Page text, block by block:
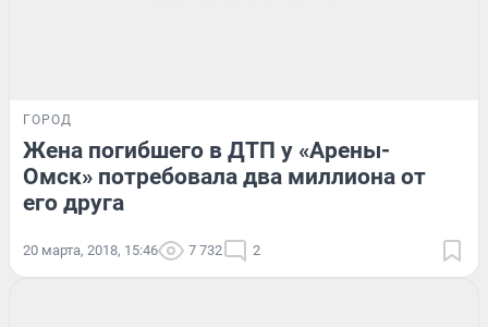
ГОРОД
Жена погибшего в ДТП у «Арены-
Омск» потребовала два миллиона от
его друга
20 марта, 2018, 15:46 7 732 2